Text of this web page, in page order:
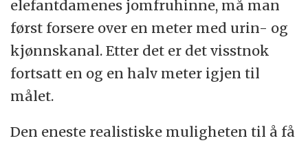
elefantdamenes jomfruhinne, må man
først forsere over en meter med urin- og
kjønnskanal. Etter det er det visstnok
fortsatt en og en halv meter igjen til
målet.
Den eneste realistiske muligheten til å få